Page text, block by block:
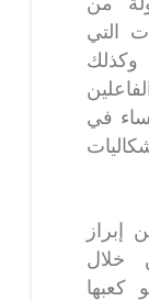
التي
في
إبراز
خلال
كعبها